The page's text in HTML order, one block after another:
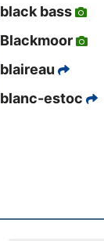
black bass
Blackmoor
blaireau
blanc-estoc